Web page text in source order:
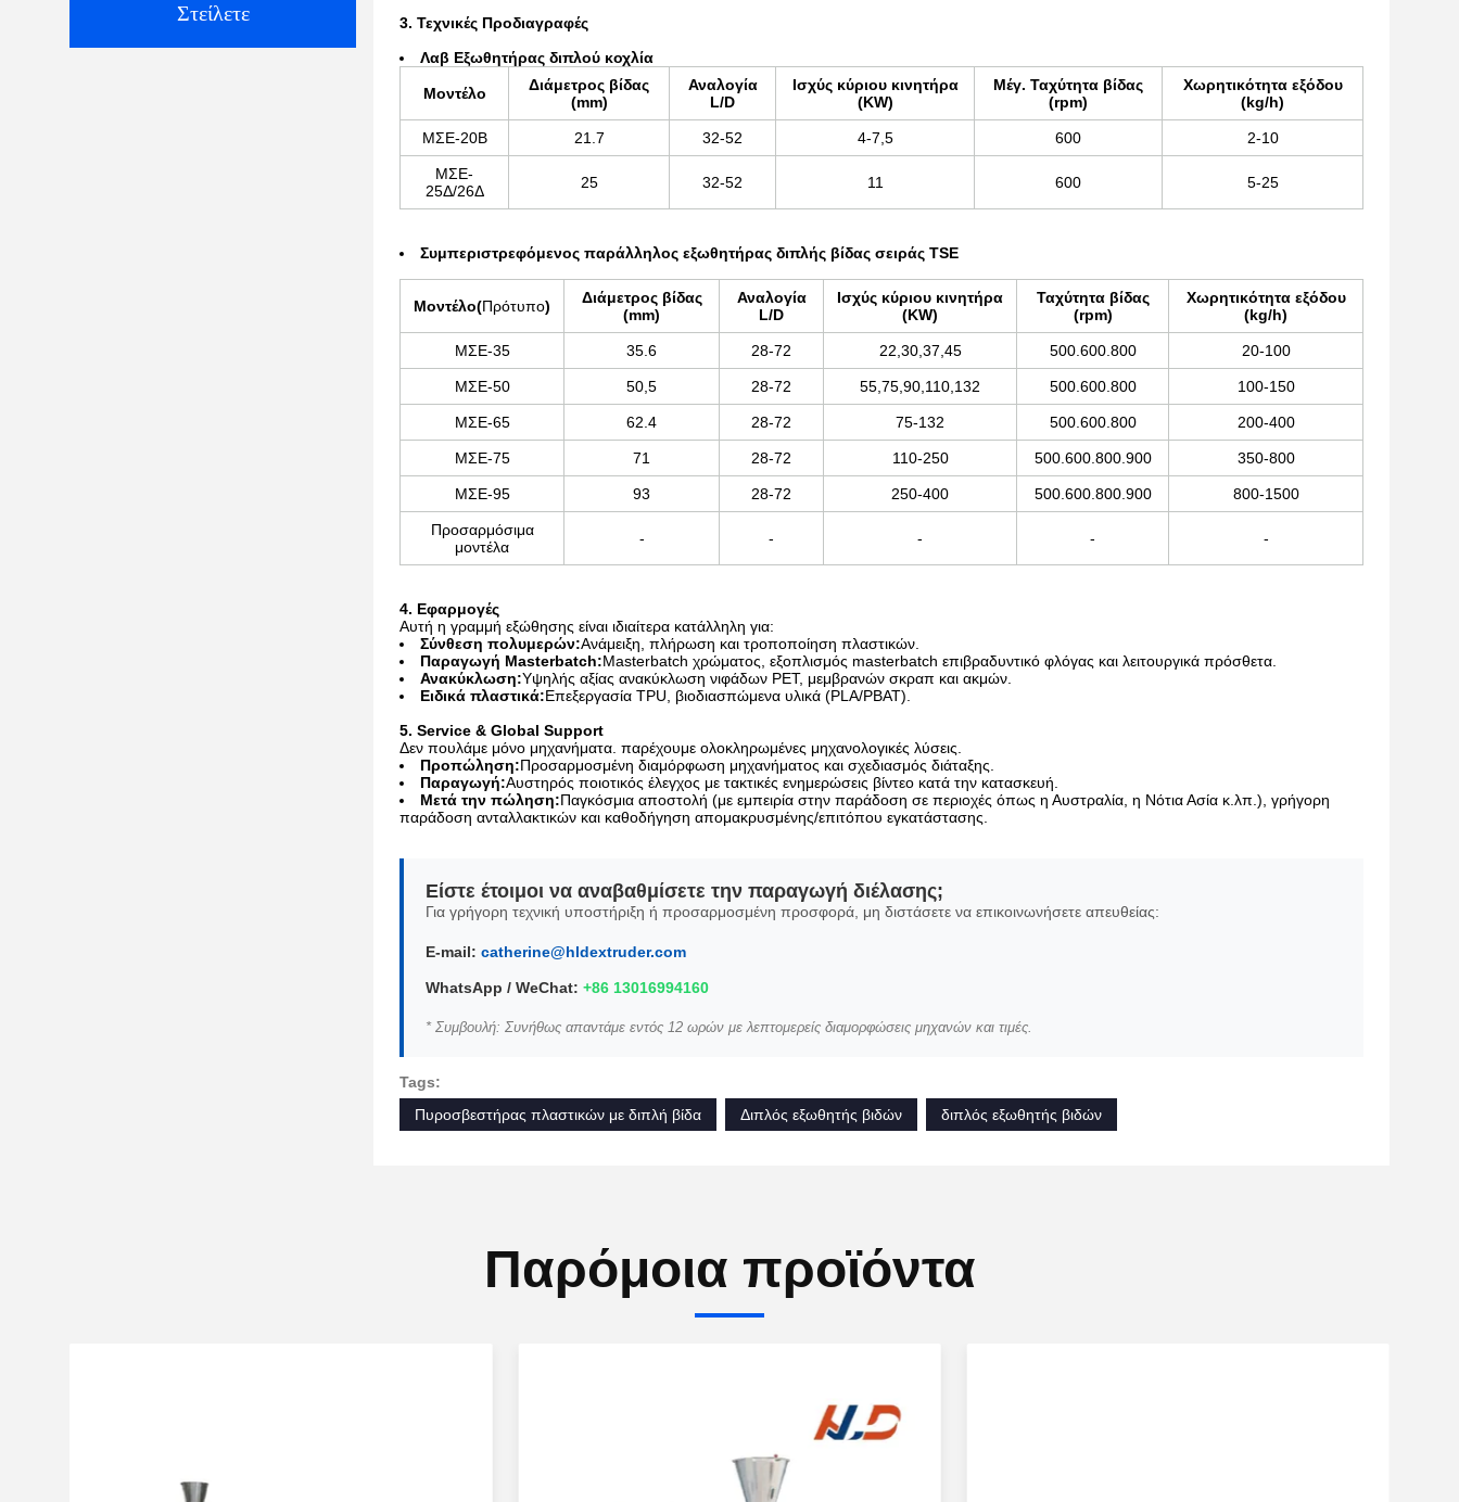
Στείλετε
3. Τεχνικές Προδιαγραφές
Λαβ Εξωθητήρας διπλού κοχλία
Μοντέλο
Διάμετρος βίδας
(mm)
Αναλογία
L/D
Ισχύς κύριου κινητήρα
(KW)
Μέγ. Ταχύτητα βίδας
(rpm)
Χωρητικότητα εξόδου
(kg/h)
ΜΣΕ-20Β 21.7 32-52 4-7,5 600 2-10
ΜΣΕ-
25Δ/26Δ
25 32-52 11 600 5-25
Συμπεριστρεφόμενος παράλληλος εξωθητήρας διπλής βίδας σειράς TSE
Μοντέλο(Πρότυπο)
Διάμετρος βίδας
(mm)
Αναλογία
L/D
Ισχύς κύριου κινητήρα
(KW)
Ταχύτητα βίδας
(rpm)
Χωρητικότητα εξόδου
(kg/h)
ΜΣΕ-35 35.6 28-72 22,30,37,45 500.600.800 20-100
ΜΣΕ-50 50,5 28-72 55,75,90,110,132 500.600.800 100-150
ΜΣΕ-65 62.4 28-72 75-132 500.600.800 200-400
ΜΣΕ-75 71 28-72 110-250 500.600.800.900 350-800
ΜΣΕ-95 93 28-72 250-400 500.600.800.900 800-1500
Προσαρμόσιμα
μοντέλα
- - - - -
4. Εφαρμογές
Αυτή η γραμμή εξώθησης είναι ιδιαίτερα κατάλληλη για:
Σύνθεση πολυμερών:Ανάμειξη, πλήρωση και τροποποίηση πλαστικών.
Παραγωγή Masterbatch:Masterbatch χρώματος, εξοπλισμός masterbatch επιβραδυντικό φλόγας και λειτουργικά πρόσθετα.
Ανακύκλωση:Υψηλής αξίας ανακύκλωση νιφάδων PET, μεμβρανών σκραπ και ακμών.
Ειδικά πλαστικά:Επεξεργασία TPU, βιοδιασπώμενα υλικά (PLA/PBAT).
5. Service & Global Support
Δεν πουλάμε μόνο μηχανήματα. παρέχουμε ολοκληρωμένες μηχανολογικές λύσεις.
Προπώληση:Προσαρμοσμένη διαμόρφωση μηχανήματος και σχεδιασμός διάταξης.
Παραγωγή:Αυστηρός ποιοτικός έλεγχος με τακτικές ενημερώσεις βίντεο κατά την κατασκευή.
Μετά την πώληση:Παγκόσμια αποστολή (με εμπειρία στην παράδοση σε περιοχές όπως η Αυστραλία, η Νότια Ασία κ.λπ.), γρήγορη
παράδοση ανταλλακτικών και καθοδήγηση απομακρυσμένης/επιτόπου εγκατάστασης.
Είστε έτοιμοι να αναβαθμίσετε την παραγωγή διέλασης;
Για γρήγορη τεχνική υποστήριξη ή προσαρμοσμένη προσφορά, μη διστάσετε να επικοινωνήσετε απευθείας:
E-mail: catherine@hldextruder.com
WhatsApp / WeChat: +86 13016994160
* Συμβουλή: Συνήθως απαντάμε εντός 12 ωρών με λεπτομερείς διαμορφώσεις μηχανών και τιμές.
Tags:
Πυροσβεστήρας πλαστικών με διπλή βίδα
Διπλός εξωθητής βιδών διπλός εξωθητής βιδών
Παρόμοια προϊόντα